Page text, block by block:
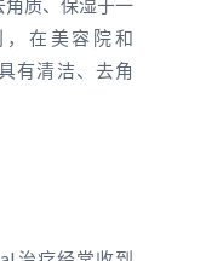
角质、保湿于一
在美容院和
有清洁、去角